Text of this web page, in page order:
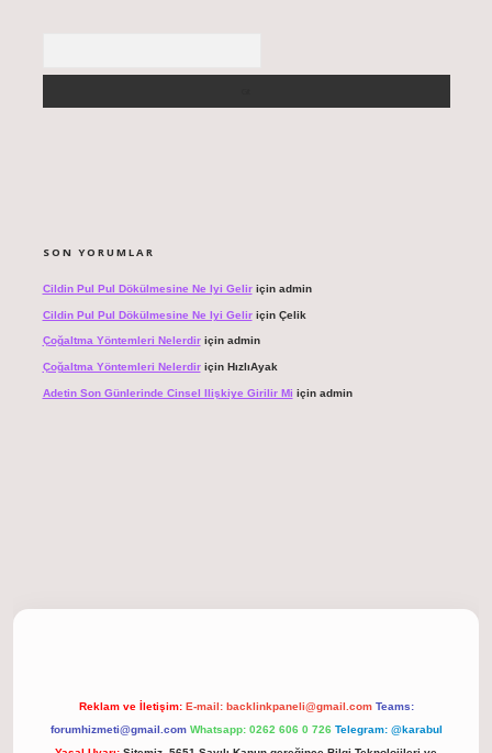
SON YORUMLAR
Cildin Pul Pul Dökülmesine Ne Iyi Geliriçin admin
Cildin Pul Pul Dökülmesine Ne Iyi Geliriçin Çelik
Çoğaltma Yöntemleri Nelerdiriçin admin
Çoğaltma Yöntemleri Nelerdiriçin HızlıAyak
Adetin Son Günlerinde Cinsel Ilişkiye Girilir Mi için admin
Reklam ve İletişim: E-mail: backlinkpaneli@gmail.com Teams:
forumhizmeti@gmail.com Whatsapp: 0262 606 0 726 Telegram: @karabul